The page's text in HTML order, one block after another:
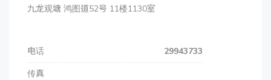
九龙观塘 鸿图道52号 11楼1130室
电话
29943733
传真